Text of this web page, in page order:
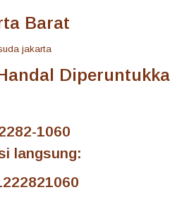
Barat
jakarta
1060
langsung: